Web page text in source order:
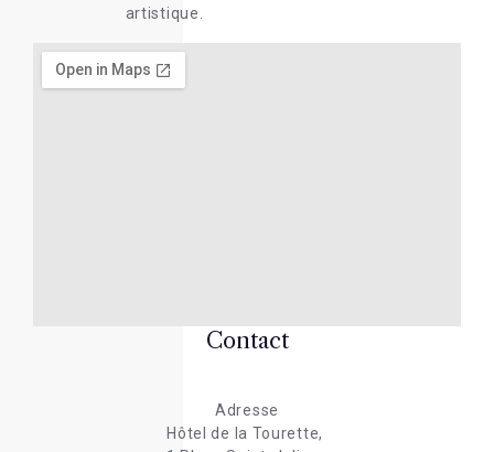
artistique.
Contact
Adresse
Hôtel de la Tourette,